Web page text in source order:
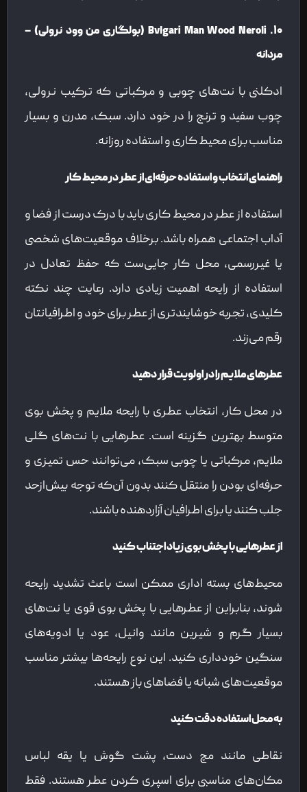
۱۰. Bvlgari Man Wood Neroli (بولگاری من وود نرولی) –
مردانه
ادکلنی با نت‌های چوبی و مرکباتی که ترکیب نرولی،
چوب سفید و ترنج را در خود دارد. سبک، مدرن و بسیار
مناسب برای محیط کاری و استفاده روزانه.
راهنمای انتخاب و استفاده حرفه‌ای از عطر در محیط کار
استفاده از عطر در محیط کاری باید با درک درست از فضا و
آداب اجتماعی همراه باشد. برخلاف موقعیت‌های شخصی
یا غیررسمی، محل کار جایی‌ست که حفظ تعادل در
استفاده از رایحه اهمیت زیادی دارد. رعایت چند نکته
کلیدی، تجربه خوشایندتری از عطر برای خود و اطرافیانتان
رقم می‌زند.
عطرهای ملایم را در اولویت قرار دهید
در محل کار، انتخاب عطری با رایحه ملایم و پخش بوی
متوسط بهترین گزینه است. عطرهایی با نت‌های گلی
ملایم، مرکباتی یا چوبی سبک، می‌توانند حس تمیزی و
حرفه‌ای بودن را منتقل کنند بدون آن‌که توجه بیش‌از‌حد
جلب کنند یا برای اطرافیان آزاردهنده باشند.
از عطرهایی با پخش بوی زیاد اجتناب کنید
محیط‌های بسته اداری ممکن است باعث تشدید رایحه
شوند، بنابراین از عطرهایی با پخش بوی قوی یا نت‌های
بسیار گرم و شیرین مانند وانیل، عود یا ادویه‌های
سنگین خودداری کنید. این نوع رایحه‌ها بیشتر مناسب
موقعیت‌های شبانه یا فضاهای باز هستند.
به محل استفاده دقت کنید
نقاطی مانند مچ دست، پشت گوش یا یقه لباس
مکان‌های مناسبی برای اسپری کردن عطر هستند. فقط